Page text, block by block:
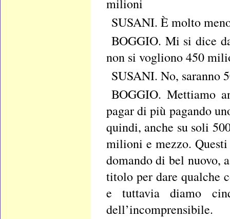
milioni
SUSANI. È molto
BOGGIO. Mi si dice
non si vogliono 450
SUSANI. No, saranno
BOGGIO. Mettiamo
pagar di più pagando
quindi, anche su soli
milioni e mezzo.
domando di bel nuovo,
titolo per dare qualche
e tuttavia diamo
dell’incomprensibile.